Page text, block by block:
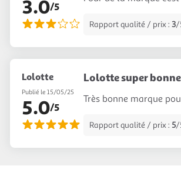
3.0/5
Rapport qualité / prix : 3/
Lolotte
Publié le 15/05/25
5.0/5
Lolotte super bonne
Très bonne marque
Rapport qualité / prix : 5/